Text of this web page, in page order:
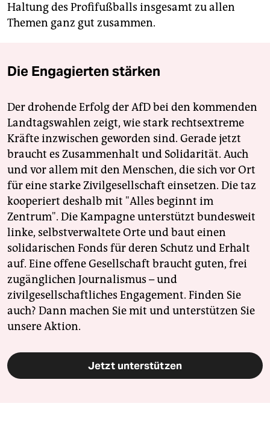
Haltung des Profifußballs insgesamt zu allen
Themen ganz gut zusammen.
Die Engagierten stärken
Der drohende Erfolg der AfD bei den kommenden
Landtagswahlen zeigt, wie stark rechtsextreme
Kräfte inzwischen geworden sind. Gerade jetzt
braucht es Zusammenhalt und Solidarität. Auch
und vor allem mit den Menschen, die sich vor Ort
für eine starke Zivilgesellschaft einsetzen. Die taz
kooperiert deshalb mit "Alles beginnt im
Zentrum". Die Kampagne unterstützt bundesweit
linke, selbstverwaltete Orte und baut einen
solidarischen Fonds für deren Schutz und Erhalt
auf. Eine offene Gesellschaft braucht guten, frei
zugänglichen Journalismus – und
zivilgesellschaftliches Engagement. Finden Sie
auch? Dann machen Sie mit und unterstützen Sie
unsere Aktion.
Jetzt unterstützen